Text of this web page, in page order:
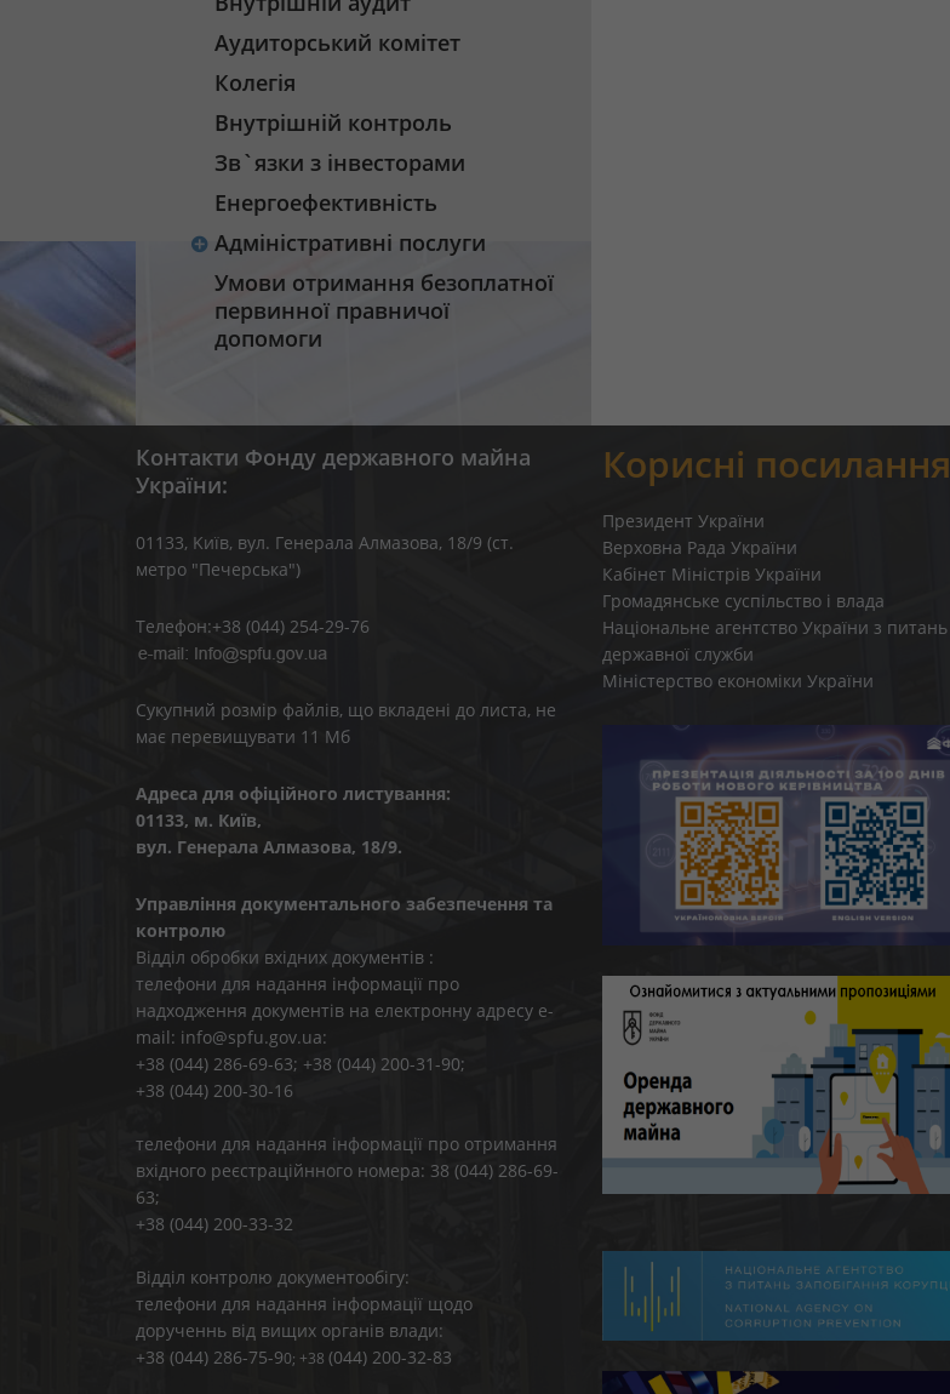
Аудиторський комітет
Колегія
Внутрішній контроль
Зв`язки з інвесторами
Енергоефективність
Адміністративні послуги
Умови отримання безоплатної
первинної правничої
допомоги
Контакти Фонду державного майна
України:
01133, Kиїв, вул. Генерала Алмазова, 18/9 (ст.
метро "Печерська")
Телефон:+38 (044) 254-29-76
Сукупний розмір файлів, що вкладені до листа, не
має перевищувати 11 Мб
Адреса для офіційного листування:
01133, м. Київ,
вул. Генерала Алмазова, 18/9.
Управління документального забезпечення та
контролю
Відділ обробки вхідних документів :
телефони для надання інформації про
надходження документів на електронну адресу e-
mail: info@spfu.gov.ua:
+38 (044) 286-69-63; +38 (044) 200-31-90;
+38 (044) 200-30-16
телефони для надання інформації про отримання
вхідного реєстраційнного номера: 38 (044) 286-69-
63;
+38 (044) 200-33-32
Відділ контролю документообігу:
телефони для надання інформації щодо
дорученнь від вищих органів влади:
+38 (044) 286-75-90; +38 (044) 200-32-83
Корисні посилання
Президент України
Верховна Рада України
Кабінет Міністрів України
Громадянське суспільство і влада
Національне агентство України з питань
державної служби
Міністерство економіки України